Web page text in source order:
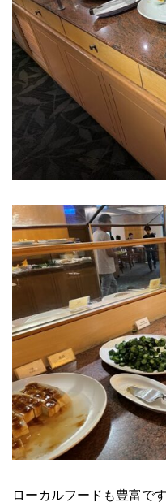
ローカルフードも豊富で